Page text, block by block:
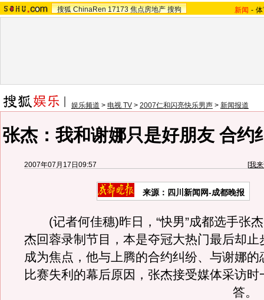
搜狐 ChinaRen 17173 焦点房地产 搜狗 新闻 -
娱乐频道 > 电视 TV > 2007仁和闪亮快乐男声 > 新闻报道
张杰：我和谢娜只是好朋友 合约
2007年07月17日09:57 [我
来源：四川新闻网-成都晚报
(记者何佳穗)昨日，“快男”成都选手张
杰回蓉录制节目，本是夺冠大热门最后却止
成为焦点，他与上腾的合约纠纷、与谢娜的
比赛失利的幕后原因，张杰接受媒体采访时
答。